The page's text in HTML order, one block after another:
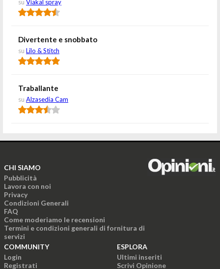
su Viakal spray
Divertente e snobbato
su Lilo & Stitch
Traballante
su Alzasedia Cam
CHI SIAMO
Pubblicità
Lavora con noi
Privacy
Condizioni Generali
FAQ
Come moderiamo le recensioni
Termini e condizioni generali di fornitura di
servizi
COMMUNITY
Login
Registrati
ESPLORA
Ultimi inseriti
Scrivi Opinione